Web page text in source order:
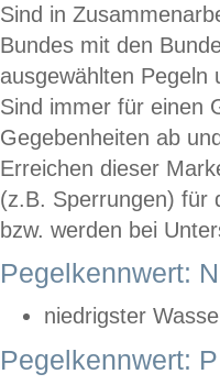
Sind in
Bundes mit den
ausgewählten
Sind immer für einen
Gegebenheiten ab
Erreichen dieser
(z.B. Sperrungen) für
bzw. werden bei
Pegelkennwert:
niedrigster
Pegelkennwert: